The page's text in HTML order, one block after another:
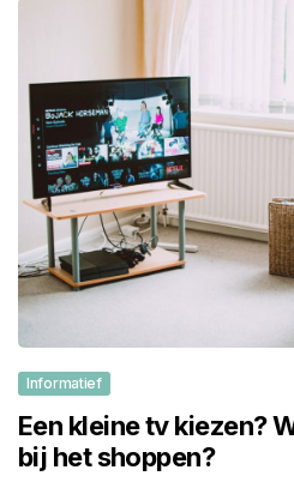
Informatief
Een kleine tv kiezen?
bij het shoppen?